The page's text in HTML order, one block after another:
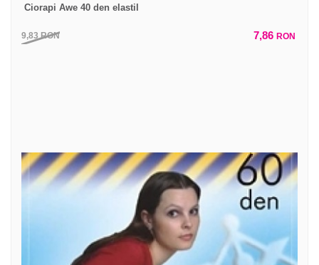
Ciorapi Awe 40 den elastil
9,83RON 7,86 RON